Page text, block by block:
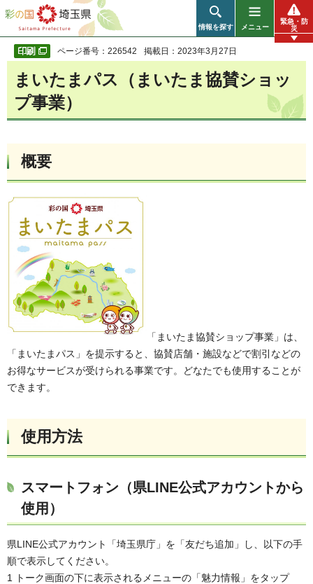
彩の国 埼玉県
情報を探す メニュー
緊急・防
災
ページ番号：226542 掲載日：2023年3月27日
まいたまパス（まいたま協賛ショッ
プ事業）
概要
「まいたま協賛ショップ事業」は、
「まいたまパス」を提示すると、協賛店舗・施設などで割引などの
お得なサービスが受けられる事業です。どなたでも使用することが
できます。
使用方法
スマートフォン（県LINE公式アカウントから
使用）
県LINE公式アカウント「埼玉県庁」を「友だち追加」し、以下の手
順で表示してください。
1 トーク画面の下に表示されるメニューの「魅力情報」をタップ